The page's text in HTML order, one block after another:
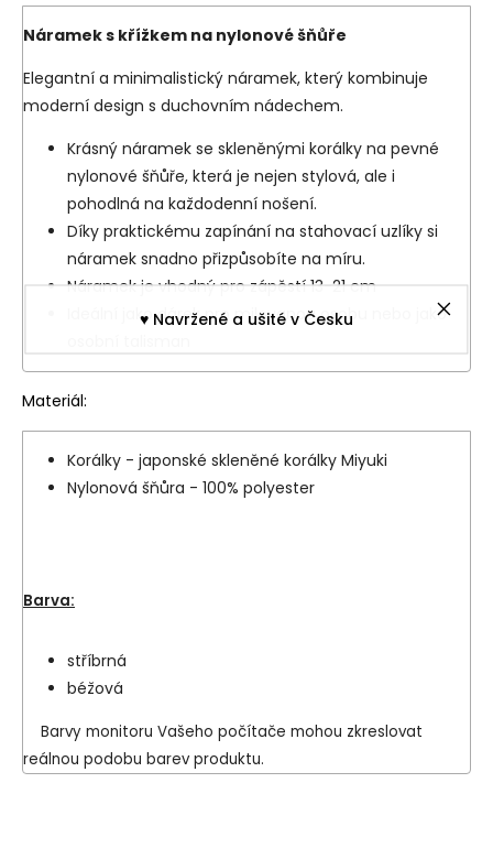
♥︎ Navržené a ušité v Česku
Náramek s křížkem na nylonové šňůře
Elegantní a minimalistický náramek, který kombinuje
moderní design s duchovním nádechem.
Krásný náramek se skleněnými korálky na pevné
nylonové šňůře, která je nejen stylová, ale i
pohodlná na každodenní nošení.
Díky praktickému zapínání na stahovací uzlíky si
náramek snadno přizpůsobíte na míru.
Náramek je vhodný pro zápěstí 13-21 cm
Ideální jako dárek pro milovanou osobu nebo jako
Materiál:
Korálky - japonské skleněné korálky Miyuki
Nylonová šňůra - 100% polyester
Barva:
stříbrná
béžová
Barvy monitoru Vašeho počítače mohou zkreslovat
reálnou podobu barev produktu.